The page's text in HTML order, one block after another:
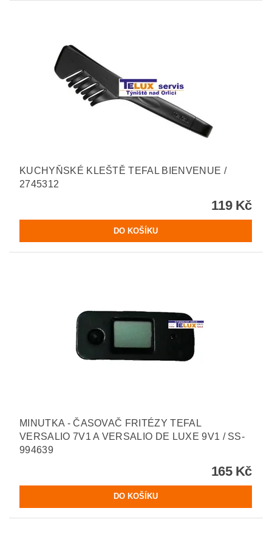
KUCHYŇSKÉ KLEŠTĚ TEFAL BIENVENUE /
2745312
119 Kč
MINUTKA - ČASOVAČ FRITÉZY TEFAL
VERSALIO 7V1 A VERSALIO DE LUXE 9V1 / SS-
994639
165 Kč